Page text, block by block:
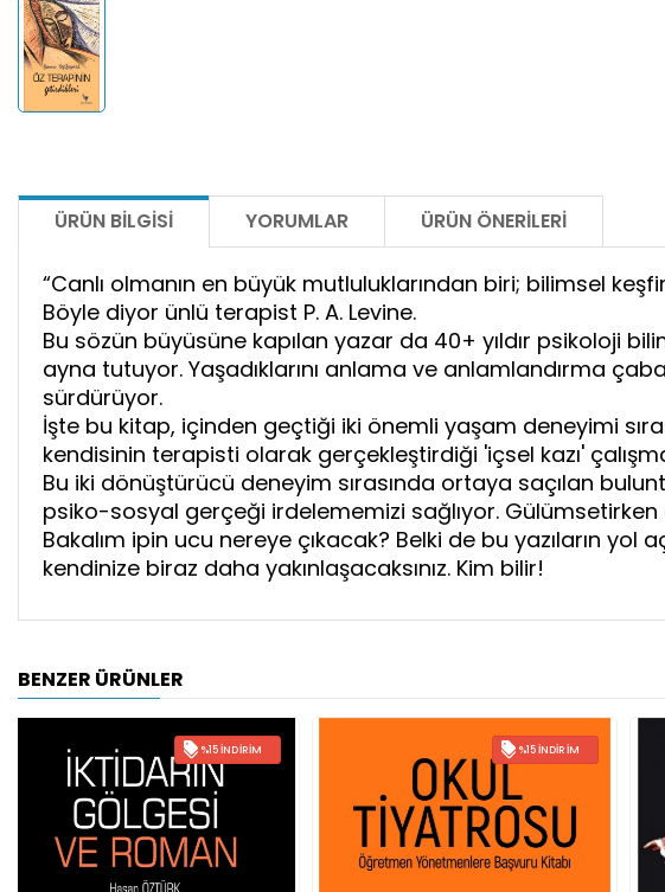
ÜRÜN BILGISI YORUMLAR ÜRÜN ÖNERILERI
“Canlı olmanın en büyük mutluluklarından biri; bilimsel
Böyle diyor ünlü terapist P. A. Levine.
Bu sözün büyüsüne kapılan yazar da 40+ yıldır psikoloji
ayna tutuyor. Yaşadıklarını anlama ve anlamlandırma
sürdürüyor.
İşte bu kitap, içinden geçtiği iki önemli yaşam deneyimi
kendisinin terapisti olarak gerçekleştirdiği 'içsel kazı'
Bu iki dönüştürücü deneyim sırasında ortaya saçılan
psiko-sosyal gerçeği irdelememizi sağlıyor. Gülümsetirken
Bakalım ipin ucu nereye çıkacak? Belki de bu yazıların yol
kendinize biraz daha yakınlaşacaksınız. Kim bilir!
BENZER ÜRÜNLER
%15 İNDIRIM %15 İNDIRIM